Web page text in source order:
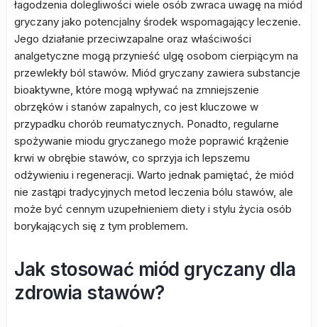
łagodzenia dolegliwości wiele osób zwraca uwagę na miód
gryczany jako potencjalny środek wspomagający leczenie.
Jego działanie przeciwzapalne oraz właściwości
analgetyczne mogą przynieść ulgę osobom cierpiącym na
przewlekły ból stawów. Miód gryczany zawiera substancje
bioaktywne, które mogą wpływać na zmniejszenie
obrzęków i stanów zapalnych, co jest kluczowe w
przypadku chorób reumatycznych. Ponadto, regularne
spożywanie miodu gryczanego może poprawić krążenie
krwi w obrębie stawów, co sprzyja ich lepszemu
odżywieniu i regeneracji. Warto jednak pamiętać, że miód
nie zastąpi tradycyjnych metod leczenia bólu stawów, ale
może być cennym uzupełnieniem diety i stylu życia osób
borykających się z tym problemem.
Jak stosować miód gryczany dla
zdrowia stawów?